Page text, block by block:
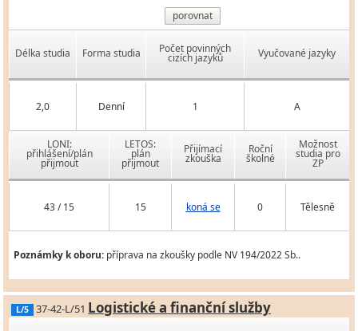
porovnat
Délka studia Forma studia Počet povinných
cizích jazyků Vyučované jazyky
2,0 Denní 1 A
LONI:
přihlášení/plán
přijmout
LETOS:
plán
přijmout
Přijímací
zkouška
Roční
školné
Možnost
studia pro
ZP
43 / 15 15 koná se 0 Tělesně
Poznámky k oboru: příprava na zkoušky podle NV 194/2022 Sb..
L/5 37-42-L/51 Logistické a finanční služby